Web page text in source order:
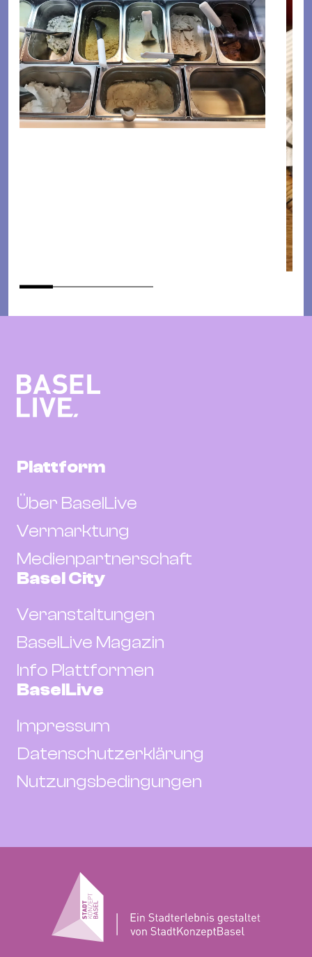
Plattform
Über BaselLive
Vermarktung
Medienpartnerschaft
Basel City
Veranstaltungen
BaselLive Magazin
Info Plattformen
BaselLive
Impressum
Datenschutzerklärung
Nutzungsbedingungen